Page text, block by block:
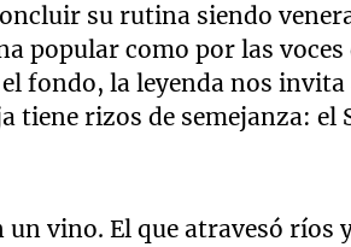
su rutina siendo
popular como por las voces
fondo, la leyenda nos invita
tiene rizos de semejanza: el
un vino. El que atravesó ríos